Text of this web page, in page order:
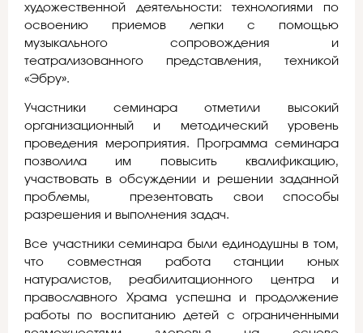
художественной деятельности: технологиями по
освоению приемов лепки с помощью
музыкального сопровождения и
театрализованного представления, техникой
«Эбру».
Участники семинара отметили высокий
организационный и методический уровень
проведения мероприятия. Программа семинара
позволила им повысить квалификацию,
участвовать в обсуждении и решении заданной
проблемы, презентовать свои способы
разрешения и выполнения задач.
Все участники семинара были единодушны в том,
что совместная работа станции юных
натуралистов, реабилитационного центра и
православного Храма успешна и продолжение
работы по воспитанию детей с ограниченными